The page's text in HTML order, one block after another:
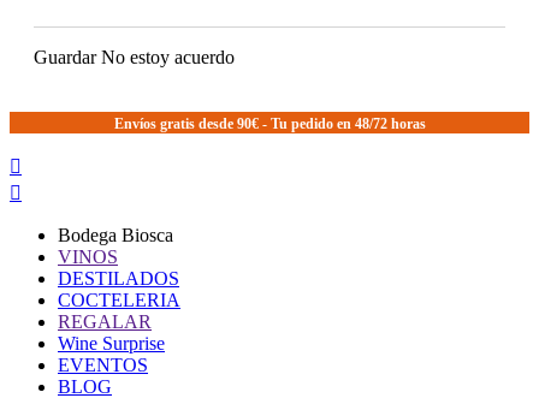
GuardarNo estoy acuerdo
Envíos gratis desde 90€ - Tu pedido en 48/72 horas


Bodega Biosca
VINOS
DESTILADOS
COCTELERIA
REGALAR
Wine Surprise
EVENTOS
BLOG